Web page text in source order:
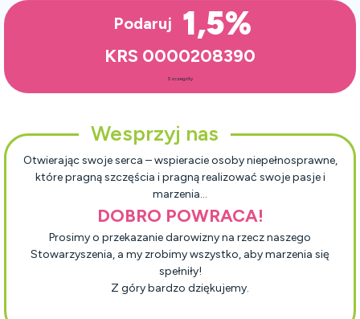
Podaruj 1,5%
KRS 0000208390
Szczegóły
Wesprzyj nas
Otwierając swoje serca – wspieracie osoby niepełnosprawne,
które pragną szczęścia i pragną realizować swoje pasje i
marzenia…
DOBRO POWRACA!
Prosimy o przekazanie darowizny na rzecz naszego
Stowarzyszenia, a my zrobimy wszystko, aby marzenia się
spełniły!
Z góry bardzo dziękujemy.